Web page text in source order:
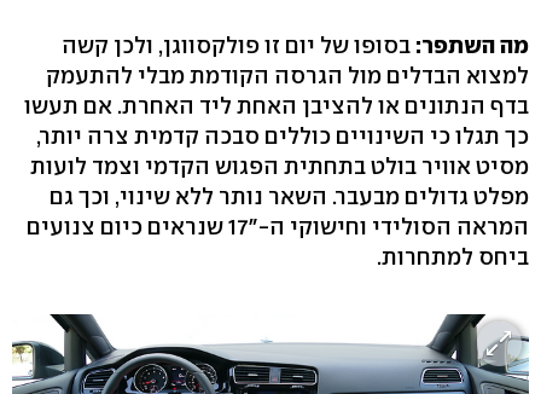
מה השתפר: בסופו של יום זו פולקסווגן, ולכן קשה
למצוא הבדלים מול הגרסה הקודמת מבלי להתעמק
בדף הנתונים או להציבן האחת ליד האחרת. אם תעשו
כך תגלו כי השינויים כוללים סבכה קדמית צרה יותר,
מסיט אוויר בולט בתחתית הפגוש הקדמי וצמד לועות
מפלט גדולים מבעבר. השאר נותר ללא שינוי, וכך גם
המראה הסולידי וחישוקי ה-"17 שנראים כיום צנועים
ביחס למתחרות.